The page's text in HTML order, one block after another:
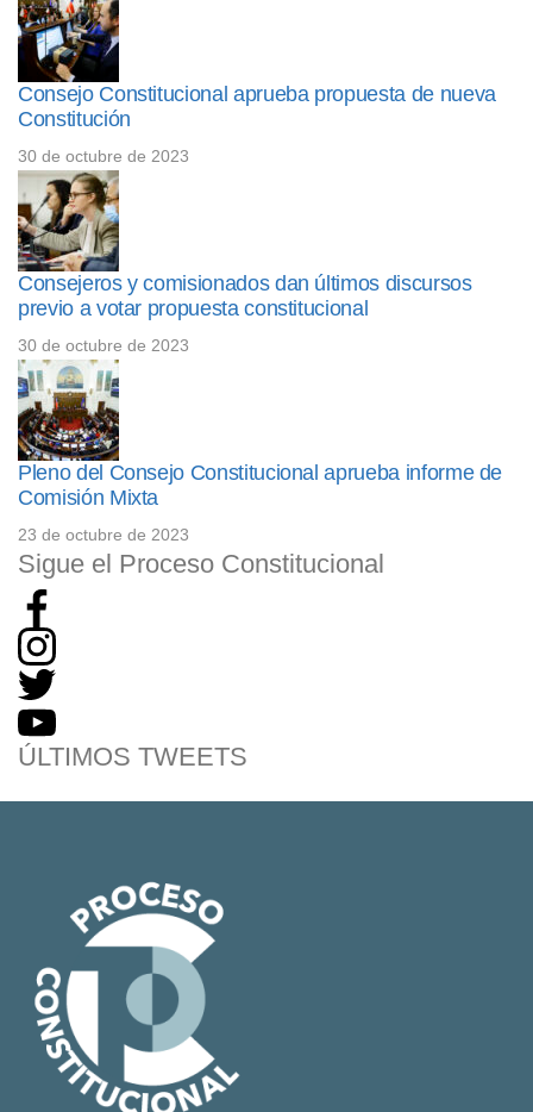
Consejo Constitucional aprueba propuesta de nueva
Constitución
30 de octubre de 2023
Consejeros y comisionados dan últimos discursos
previo a votar propuesta constitucional
30 de octubre de 2023
Pleno del Consejo Constitucional aprueba informe de
Comisión Mixta
23 de octubre de 2023
Sigue el Proceso Constitucional
ÚLTIMOS TWEETS